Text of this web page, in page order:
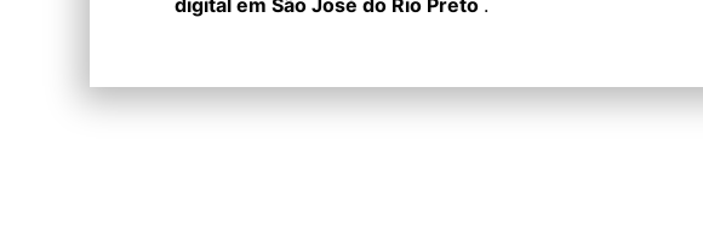
digital em São José do Rio Preto .